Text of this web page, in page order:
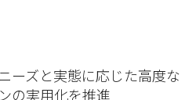
ーズと実態に応じた高度な
の実用化を推進